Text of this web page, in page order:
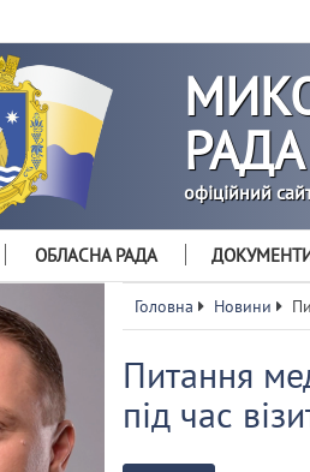
РАДА
офіційний
ОБЛАСНА РАДА
Головна Новини
Питання
під час